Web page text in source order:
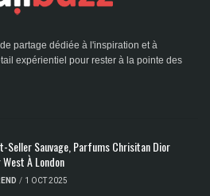
partage dédiée à l'inspiration et à
expérientiel pour rester à la pointe des
Seller Sauvage, Parfums Chrisitan Dior
À London
/ 1 OCT 2025